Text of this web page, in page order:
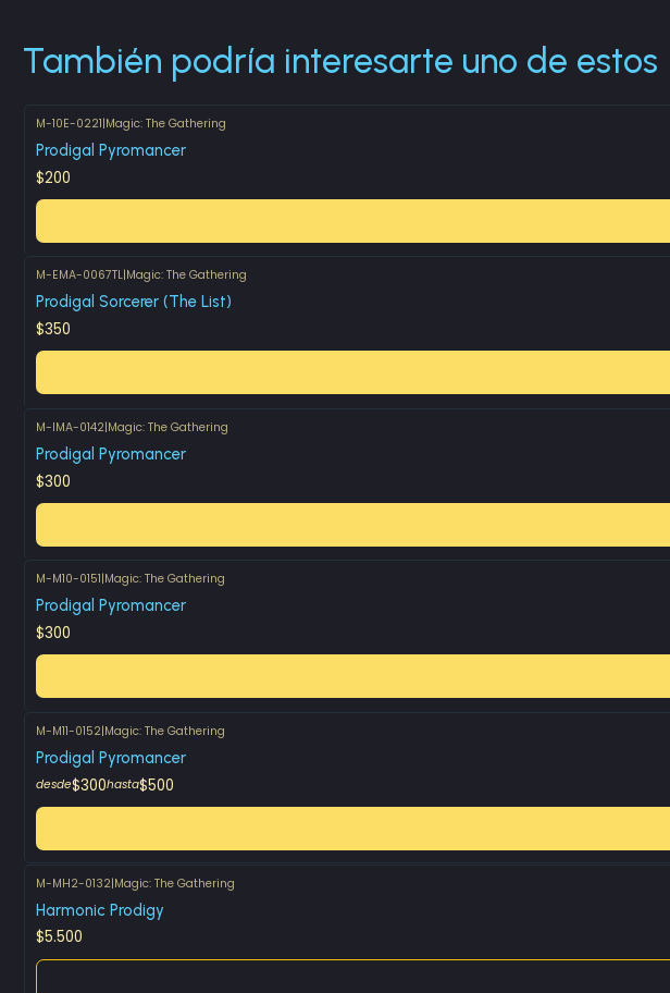
También podría interesarte uno de estos
M-10E-0221|Magic: The Gathering
Prodigal Pyromancer
$200
M-EMA-0067TL|Magic: The Gathering
Prodigal Sorcerer (The List)
$350
M-IMA-0142|Magic: The Gathering
Prodigal Pyromancer
$300
M-M10-0151|Magic: The Gathering
Prodigal Pyromancer
$300
M-M11-0152|Magic: The Gathering
Prodigal Pyromancer
desde$300hasta$500
Agotado
M-MH2-0132|Magic: The Gathering
Harmonic Prodigy
$5.500